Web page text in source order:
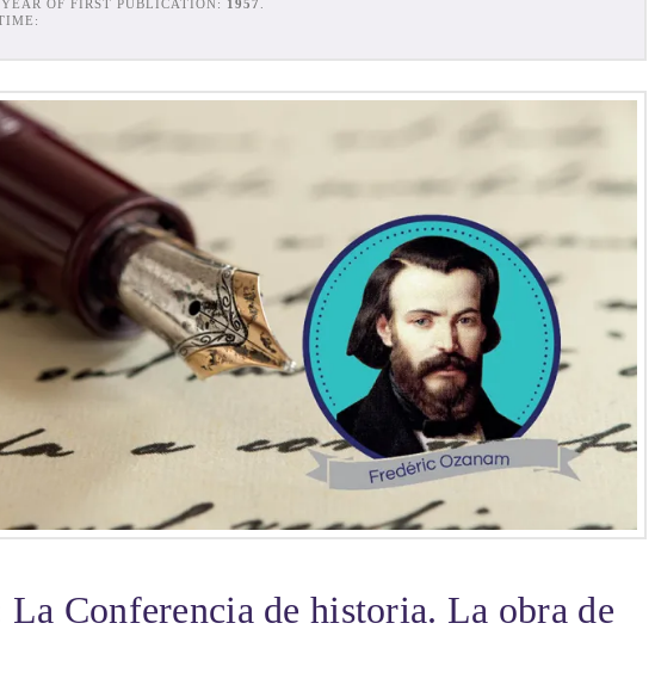
YEAR OF FIRST PUBLICATION: 1957
Conferencia de historia. La obra de